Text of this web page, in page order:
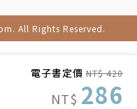
電子書定價 NT$ 420
NT$ 286
All Rights Reserved.